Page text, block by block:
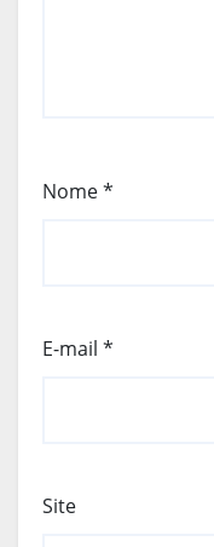
Nome*
E-mail *
Site